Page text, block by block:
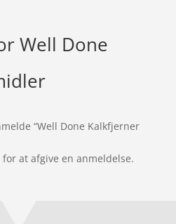
Well Done
“Well Done Kalkfjerner
for at afgive en anmeldelse.